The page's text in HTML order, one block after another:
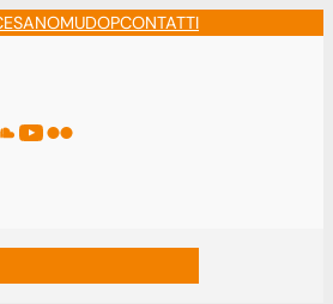
MUDOPCONTATTI
YouTube
Flickr